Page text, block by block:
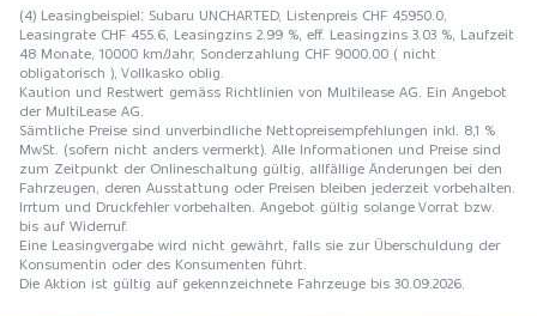
(4) Leasingbeispiel: Subaru UNCHARTED, Listenpreis CHF 45950.0,
Leasingrate CHF 455.6, Leasingzins 2.99 %, eff. Leasingzins 3.03 %, Laufzeit
48 Monate, 10000 km/Jahr, Sonderzahlung CHF 9000.00 ( nicht
obligatorisch ), Vollkasko oblig.
Kaution und Restwert gemäss Richtlinien von Multilease AG. Ein Angebot
der MultiLease AG.
Sämtliche Preise sind unverbindliche Nettopreisempfehlungen inkl. 8,1 %
MwSt. (sofern nicht anders vermerkt). Alle Informationen und Preise sind
zum Zeitpunkt der Onlineschaltung gültig, allfällige Änderungen bei den
Fahrzeugen, deren Ausstattung oder Preisen bleiben jederzeit vorbehalten.
Irrtum und Druckfehler vorbehalten. Angebot gültig solange Vorrat bzw.
bis auf Widerruf.
Eine Leasingvergabe wird nicht gewährt, falls sie zur Überschuldung der
Konsumentin oder des Konsumenten führt.
Die Aktion ist gültig auf gekennzeichnete Fahrzeuge bis 30.09.2026.